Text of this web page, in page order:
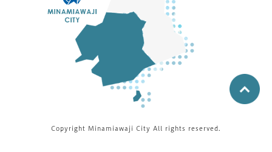
Copyright Minamiawaji City All rights reserved.